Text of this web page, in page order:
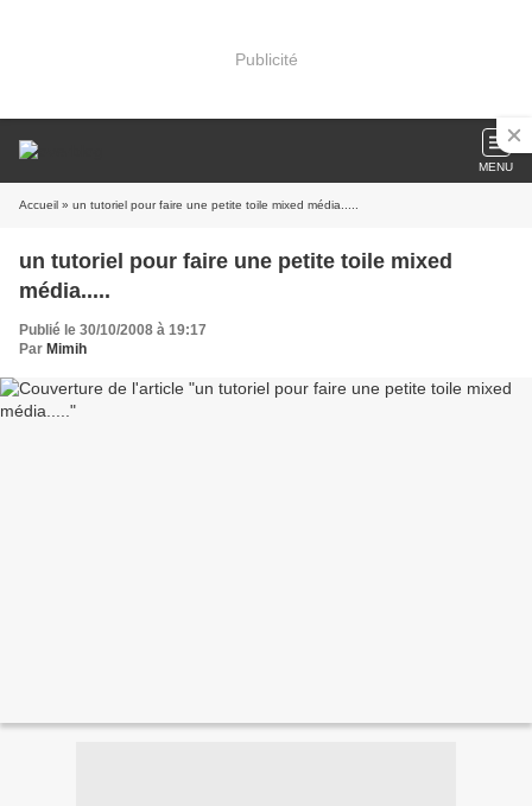
Publicité
MENU
Accueil » un tutoriel pour faire une petite toile mixed média.....
un tutoriel pour faire une petite toile mixed
média.....
Publié le 30/10/2008 à 19:17
Par Mimih